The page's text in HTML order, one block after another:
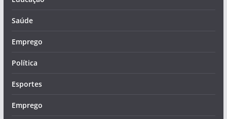
Saúde
Emprego
Política
Esportes
Emprego